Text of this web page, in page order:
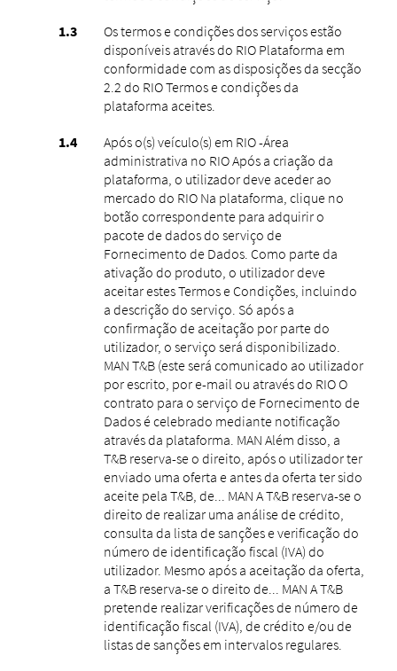
Os termos e condições dos serviços estão
disponíveis através do RIO Plataforma em
conformidade com as disposições da secção
2.2 do RIO Termos e condições da
plataforma aceites.
Após o(s) veículo(s) em RIO -Área
administrativa no RIO Após a criação da
plataforma, o utilizador deve aceder ao
mercado do RIO Na plataforma, clique no
botão correspondente para adquirir o
pacote de dados do serviço de
Fornecimento de Dados. Como parte da
ativação do produto, o utilizador deve
aceitar estes Termos e Condições, incluindo
a descrição do serviço. Só após a
confirmação de aceitação por parte do
utilizador, o serviço será disponibilizado.
MAN T&B (este será comunicado ao utilizador
por escrito, por e-mail ou através do RIO O
contrato para o serviço de Fornecimento de
Dados é celebrado mediante notificação
através da plataforma. MAN Além disso, a
T&B reserva-se o direito, após o utilizador ter
enviado uma oferta e antes da oferta ter sido
aceite pela T&B, de... MAN A T&B reserva-se o
direito de realizar uma análise de crédito,
consulta da lista de sanções e verificação do
número de identificação fiscal (IVA) do
utilizador. Mesmo após a aceitação da oferta,
a T&B reserva-se o direito de... MAN A T&B
pretende realizar verificações de número de
identificação fiscal (IVA), de crédito e/ou de
listas de sanções em intervalos regulares.